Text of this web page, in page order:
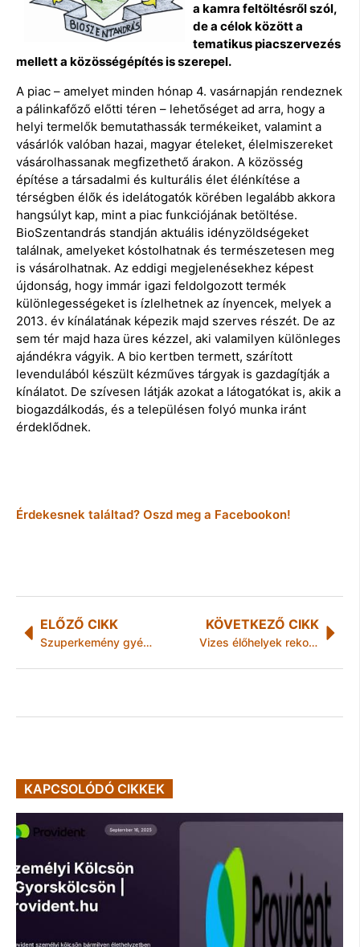
a kamra feltöltésről szól,
de a célok között a
tematikus piacszervezés
mellett a közösségépítés is szerepel.
A piac – amelyet minden hónap 4. vasárnapján rendeznek
a pálinkafőző előtti téren – lehetőséget ad arra, hogy a
helyi termelők bemutathassák termékeiket, valamint a
vásárlók valóban hazai, magyar ételeket, élelmiszereket
vásárolhassanak megfizethető árakon. A közösség
építése a társadalmi és kulturális élet élénkítése a
térségben élők és idelátogatók körében legalább akkora
hangsúlyt kap, mint a piac funkciójának betöltése.
BioSzentandrás standján aktuális idényzöldségeket
találnak, amelyeket kóstolhatnak és természetesen meg
is vásárolhatnak. Az eddigi megjelenésekhez képest
újdonság, hogy immár igazi feldolgozott termék
különlegességeket is ízlelhetnek az ínyencek, melyek a
2013. év kínálatának képezik majd szerves részét. De az
sem tér majd haza üres kézzel, aki valamilyen különleges
ajándékra vágyik. A bio kertben termett, szárított
levendulából készült kézműves tárgyak is gazdagítják a
kínálatot. De szívesen látják azokat a látogatókat is, akik a
biogazdálkodás, és a településen folyó munka iránt
érdeklődnek.
Érdekesnek találtad? Oszd meg a Facebookon!
ELŐZŐ CIKK
Szuperkemény gyémántokra bukkantak
KÖVETKEZŐ CIKK
Vizes élőhelyek rekonstrukciója a Bükki Nemzeti Park Igazgatóság Dél-borsodi Tájegységének területén
KAPCSOLÓDÓ CIKKEK